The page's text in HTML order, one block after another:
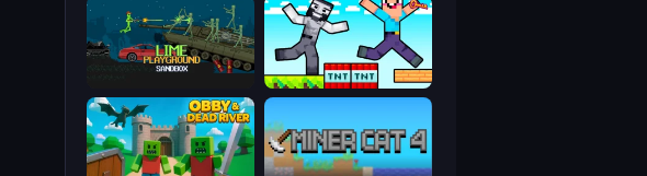
Noob Gigachad: Parkour Tricks Challenge